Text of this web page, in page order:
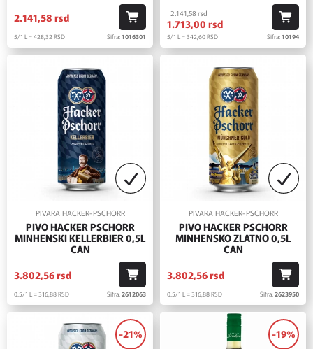
2.141,58 rsd
5/1 L = 428,32RSD Šifra:1016301
2.141,58rsd
1.713,00 rsd
5/1 L = 342,60RSD Šifra:10194
PIVARA HACKER-PSCHORR
PIVO HACKER PSCHORR
MINHENSKI KELLERBIER 0,5L
CAN
3.802,56rsd
0.5/1 L = 316,88RSD Šifra:2612063
PIVARA HACKER-PSCHORR
PIVO HACKER PSCHORR
MINHENSKO ZLATNO 0,5L
CAN
3.802,56rsd
0.5/1 L = 316,88RSD Šifra:2623950
-21% -19%